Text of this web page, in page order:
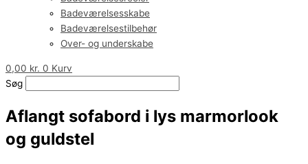
Badeværelsesskabe
Badeværelsestilbehør
Over- og underskabe
0,00 kr. 0 Kurv
Søg
Aflangt sofabord i lys marmorlook
og guldstel